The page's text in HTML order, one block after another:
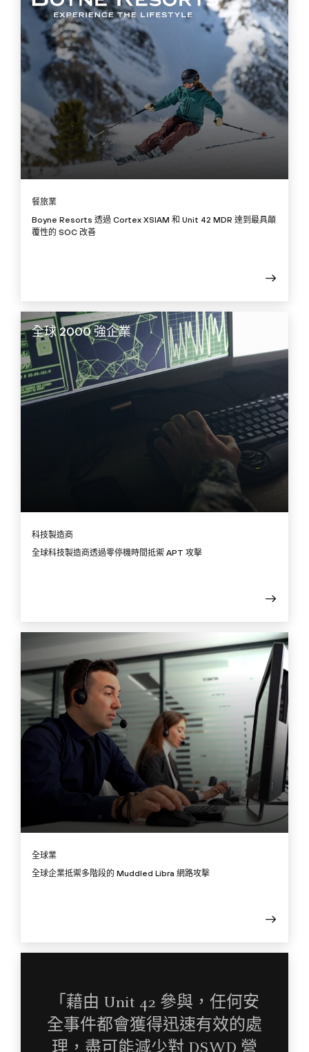
餐旅業
Boyne Resorts 透過 Cortex XSIAM 和 Unit 42 MDR 達到最具顛
覆性的 SOC 改善
全球 2000 強企業
科技製造商
全球科技製造商透過零停機時間抵禦 APT 攻擊
全球業
全球企業抵禦多階段的 Muddled Libra 網路攻擊
「藉由 Unit 42 參與，任何安
全事件都會獲得迅速有效的處
理，盡可能減少對 DSWD 營